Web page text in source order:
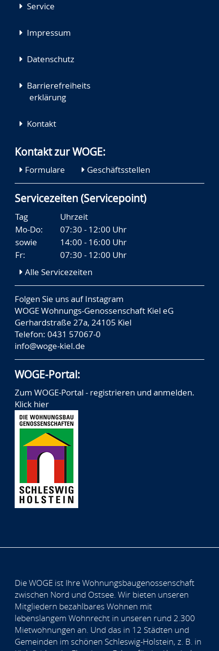
Service
Impressum
Datenschutz
Barrierefreiheits
erklärung
Kontakt
Kontakt zur WOGE:
Formulare Geschäftsstellen
Servicezeiten (Servicepoint)
Tag
Uhrzeit
Mo-Do:
07:30 - 12:00 Uhr
sowie
14:00 - 16:00 Uhr
Fr:
07:30 - 12:00 Uhr
Alle Servicezeiten
Folgen Sie uns aufInstagram
WOGE Wohnungs-Genossenschaft Kiel eG
Gerhardstraße 27a, 24105 Kiel
Telefon: 0431 57067-0
info@woge-kiel.de
WOGE-Portal:
Zum WOGE-Portal - registrieren und anmelden.
Klick hier
Die WOGE ist Ihre Wohnungsbaugenossenschaft
zwischen Nord und Ostsee. Wir bieten unseren
Mitgliedern bezahlbares Wohnen mit
lebenslangem Wohnrecht in unseren rund 2.300
Mietwohnungen an. Und das in 12 Städten und
Gemeinden im schönen Schleswig-Holstein, z. B. in